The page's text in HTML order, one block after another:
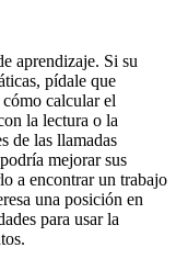
aprendizaje. Si su
pídale que
calcular el
la lectura o la
de las llamadas
mejorar sus
a encontrar un trabajo
una posición en
para usar la